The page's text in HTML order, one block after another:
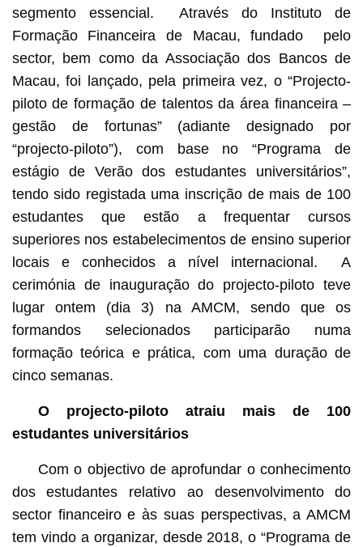
segmento essencial. Através do Instituto de
Formação Financeira de Macau, fundado pelo
sector, bem como da Associação dos Bancos de
Macau, foi lançado, pela primeira vez, o “Projecto-
piloto de formação de talentos da área financeira –
gestão de fortunas” (adiante designado por
“projecto-piloto”), com base no “Programa de
estágio de Verão dos estudantes universitários”,
tendo sido registada uma inscrição de mais de 100
estudantes que estão a frequentar cursos
superiores nos estabelecimentos de ensino superior
locais e conhecidos a nível internacional. A
cerimónia de inauguração do projecto-piloto teve
lugar ontem (dia 3) na AMCM, sendo que os
formandos selecionados participarão numa
formação teórica e prática, com uma duração de
cinco semanas.
O projecto-piloto atraiu mais de 100
estudantes universitários
Com o objectivo de aprofundar o conhecimento
dos estudantes relativo ao desenvolvimento do
sector financeiro e às suas perspectivas, a AMCM
tem vindo a organizar, desde 2018, o “Programa de